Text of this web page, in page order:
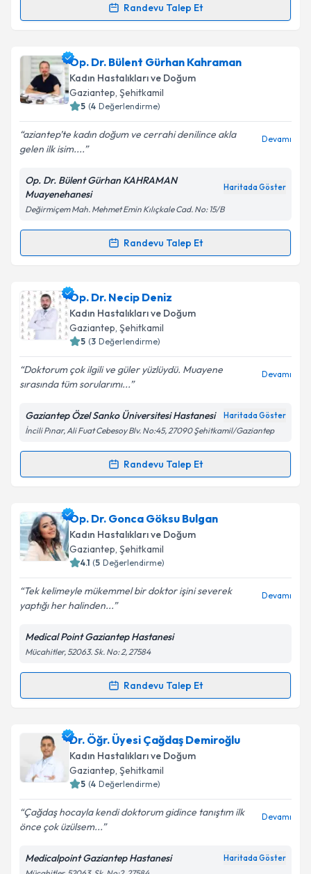
Kişisel verilerimin işlenmesine ilişkin
Metni'ni okudum ve kişisel verilerimin belirtilen
Takvim Talebini Gönder
Randevu Talep Et
Randevu Takvimi Talebi
Doç. Dr. Tuncay Yüceiçin randevu takvimi talebi
oluşturun. Size bu uzmandan randevu almanız için bir
takvim hazırlandığında e-posta ile bilgilendireceğiz.
Kişisel verilerimin işlenmesine ilişkin
Aydınlatma
Metni'ni okudum ve kişisel verilerimin belirtilen
kapsamda işlenmesini kabul ediyorum.
Takvim Talebini Gönder
Op. Dr. Bülent Gürhan Kahraman
Kadın Hastalıkları ve Doğum
Gaziantep, Şehitkamil
5 (4 Değerlendirme)
aziantep’te kadın doğum ve cerrahi denilince akla
gelen ilk isim....
Devamı
Op. Dr. Bülent Gürhan KAHRAMAN
Muayenehanesi
Haritada Göster
Değirmiçem Mah. Mehmet Emin Kılıçkale Cad. No: 15/B
Randevu Talep Et
Randevu Takvimi Talebi
Op. Dr. Bülent Gürhan Kahraman
takvimi talebi oluşturun. Size bu uzmandan randevu
almanız için bir takvim hazırlandığında e-posta ile
bilgilendireceğiz.
E-posta Adresiniz
Kişisel verilerimin işlenmesine ilişkinAydınlatma
Metni'ni okudum ve kişisel verilerimin belirtilen
kapsamda işlenmesini kabul ediyorum.
Op. Dr. Necip Deniz
Kadın Hastalıkları ve Doğum
Gaziantep, Şehitkamil
5 (3 Değerlendirme)
Doktorum çok ilgili ve güler yüzlüydü. Muayene
sırasında tüm sorularımı...
Devamı
Gaziantep Özel Sanko Üniversitesi Hastanesi Haritada Göster
İncili Pınar, Ali Fuat Cebesoy Blv. No:45, 27090 Şehitkamil/Gaziantep
Randevu Talep Et
Randevu Takvimi Talebi
Op. Dr. Necip Deniziçin randevu takvimi talebi
oluşturun. Size bu uzmandan randevu almanız için bir
takvim hazırlandığında e-posta ile bilgilendireceğiz.
Kişisel verilerimin işlenmesine ilişkin
Metni'ni okudum ve kişisel verilerimin belirtilen
kapsamda işlenmesini kabul ediyorum.
Op. Dr. Gonca Göksu Bulgan
Kadın Hastalıkları ve Doğum
Gaziantep, Şehitkamil
4.1 (5 Değerlendirme)
Tek kelimeyle mükemmel bir doktor işini severek
yaptığı her halinden...
Devamı
Medical Point Gaziantep Hastanesi
Mücahitler, 52063. Sk. No: 2, 27584
Randevu Talep Et
Randevu Takvimi Talebi
Op. Dr. Gonca Göksu Bulgan için randevu takvimi
talebi oluşturun. Size bu uzmandan randevu almanız
için bir takvim hazırlandığında e-posta ile
bilgilendireceğiz.
E-posta Adresiniz
Dr. Öğr. Üyesi Çağdaş Demiroğlu
Kadın Hastalıkları ve Doğum
Gaziantep, Şehitkamil
5 (4 Değerlendirme)
Çağdaş hocayla kendi doktorum gidince tanıştım ilk
önce çok üzülsem...
Devamı
Medicalpoint Gaziantep Hastanesi Haritada Göster